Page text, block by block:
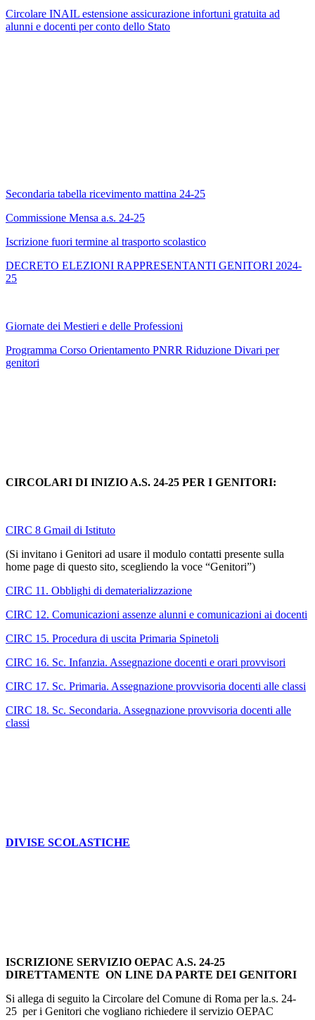
Circolare INAIL estensione assicurazione infortuni gratuita ad
alunni e docenti per conto dello Stato
Secondaria tabella ricevimento mattina 24-25
Commissione Mensa a.s. 24-25
Iscrizione fuori termine al trasporto scolastico
DECRETO ELEZIONI RAPPRESENTANTI GENITORI 2024-
25
Giornate dei Mestieri e delle Professioni
Programma Corso Orientamento PNRR Riduzione Divari per
genitori
CIRCOLARI DI INIZIO A.S. 24-25 PER I GENITORI:
CIRC 8 Gmail di Istituto
(Si invitano i Genitori ad usare il modulo contatti presente sulla
home page di questo sito, scegliendo la voce “Genitori”)
CIRC 11. Obblighi di dematerializzazione
CIRC 12. Comunicazioni assenze alunni e comunicazioni ai docenti
CIRC 15. Procedura di uscita Primaria Spinetoli
CIRC 16. Sc. Infanzia. Assegnazione docenti e orari provvisori
CIRC 17. Sc. Primaria. Assegnazione provvisoria docenti alle classi
CIRC 18. Sc. Secondaria. Assegnazione provvisoria docenti alle
classi
DIVISE SCOLASTICHE
ISCRIZIONE SERVIZIO OEPAC A.S. 24-25
DIRETTAMENTE ON LINE DA PARTE DEI GENITORI
Si allega di seguito la Circolare del Comune di Roma per la.s. 24-
25 per i Genitori che vogliano richiedere il servizio OEPAC